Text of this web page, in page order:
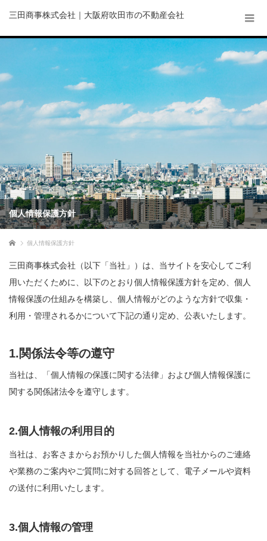
三田商事株式会社｜大阪府吹田市の不動産会社
個人情報保護方針
ホーム 個人情報保護方針
三田商事株式会社（以下「当社」）は、当サイトを安心してご利
用いただくために、以下のとおり個人情報保護方針を定め、個人
情報保護の仕組みを構築し、個人情報がどのような方針で収集・
利用・管理されるかについて下記の通り定め、公表いたします。
1.関係法令等の遵守
当社は、「個人情報の保護に関する法律」および個人情報保護に
関する関係諸法令を遵守します。
2.個人情報の利用目的
当社は、お客さまからお預かりした個人情報を当社からのご連絡
や業務のご案内やご質問に対する回答として、電子メールや資料
の送付に利用いたします。
3.個人情報の管理